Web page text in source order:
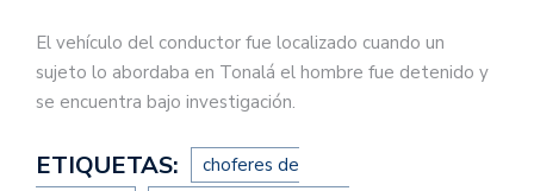
El vehículo del conductor fue localizado cuando un
sujeto lo abordaba en Tonalá el hombre fue detenido y
se encuentra bajo investigación.
ETIQUETAS:
choferes de